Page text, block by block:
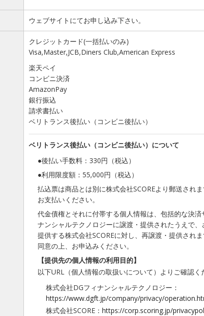
ウェブサイトにてお申し込み下さい。
クレジットカード(一括払いのみ)
Visa,Master,JCB,Diners Club,American Express
楽天ペイ
コンビニ決済
AmazonPay
銀行振込
請求書払い
ベリトランス後払い（コンビニ後払い）
ベリトランス後払い（コンビニ後払い）について
●後払い手数料：330円（税込）
●利用限度額：55,000円（税込）
払込票は商品とは別に株式会社SCOREより郵送され
お支払いください。
代金債権とそれに付帯する個人情報は、包括的な決
ナンシャルテクノロジーに譲渡・提供されたうえで
提供する株式会社SCOREに対し、再譲渡・提供され
同意の上、お申込みください。
【提供先の個人情報の利用目的】
以下URL（個人情報の取扱いについて）よりご確認く
株式会社DGフィナンシャルテクノロジー：
https://www.dgft.jp/company/privacy/
株式会社SCORE： https://corp.scoring.jp/